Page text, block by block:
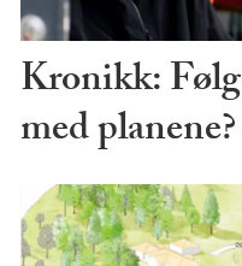
Kronikk:
med planene?